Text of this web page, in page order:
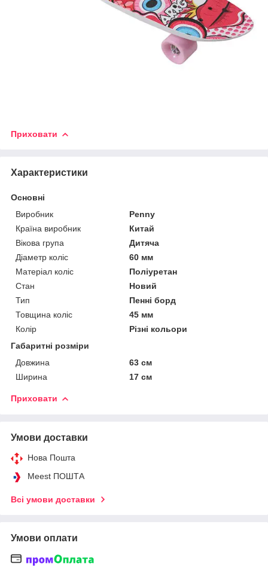
Приховати
Характеристики
Основні
Виробник
Penny
Країна виробник
Китай
Вікова група
Дитяча
Діаметр коліс
60 мм
Матеріал коліс
Поліуретан
Стан
Новий
Тип
Пенні борд
Товщина коліс
45 мм
Колір
Різні кольори
Габаритні розміри
Довжина
63 см
Ширина
17 см
Приховати
Умови доставки
Нова Пошта
Meest ПОШТА
Всі умови доставки
Умови оплати